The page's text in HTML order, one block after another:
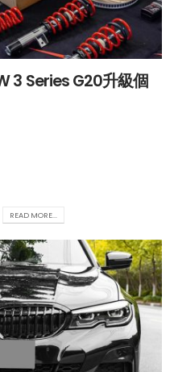
3 Series G20升級個
READ MORE...